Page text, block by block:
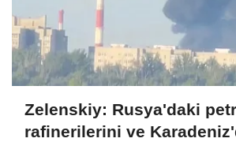
Zelenskiy: Rusya'daki
rafinerilerini ve